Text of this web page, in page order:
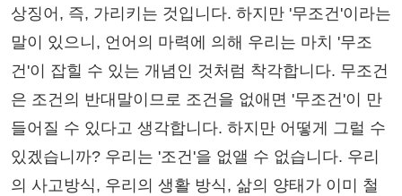
상징어, 즉, 가리키는 것입니다. 하지만 '무조건'이라는
말이 있으니, 언어의 마력에 의해 우리는 마치 '무조
건'이 잡힐 수 있는 개념인 것처럼 착각합니다. 무조건
은 조건의 반대말이므로 조건을 없애면 '무조건'이 만
들어질 수 있다고 생각합니다. 하지만 어떻게 그럴 수
있겠습니까? 우리는 '조건'을 없앨 수 없습니다. 우리
의 사고방식, 우리의 생활 방식, 삶의 양태가 이미 철